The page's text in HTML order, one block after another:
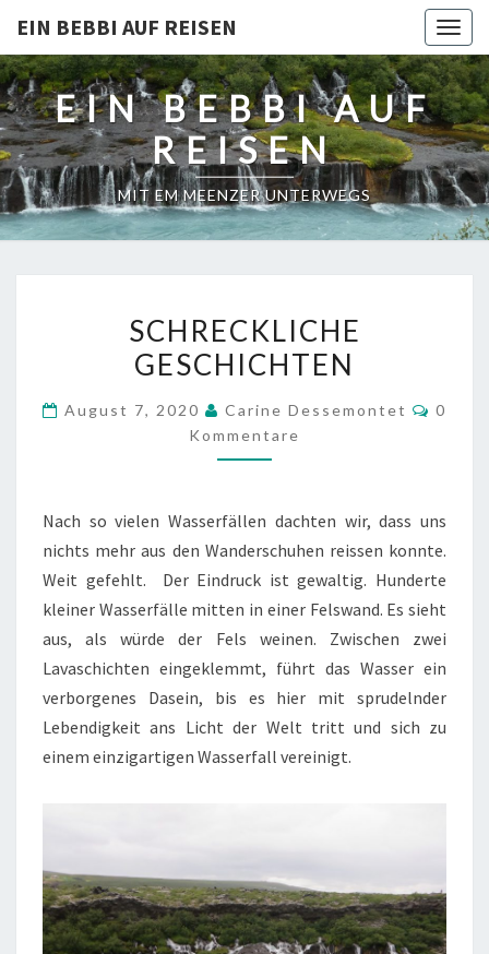
EIN BEBBI AUF REISEN
EIN BEBBI AUF
REISEN
MIT EM MEENZER UNTERWEGS
GESCHICHTEN
SCHRECKLICHE
GESCHICHTEN
August 7, 2020 Carine Dessemontet
0
Kommentare
Nach so vielen Wasserfällen dachten wir, dass uns
nichts mehr aus den Wanderschuhen reissen konnte.
Weit gefehlt. Der Eindruck ist gewaltig. Hunderte
kleiner Wasserfälle mitten in einer Felswand. Es sieht
aus, als würde der Fels weinen. Zwischen zwei
Lavaschichten eingeklemmt, führt das Wasser ein
verborgenes Dasein, bis es hier mit sprudelnder
Lebendigkeit ans Licht der Welt tritt und sich zu
einem einzigartigen Wasserfall vereinigt.